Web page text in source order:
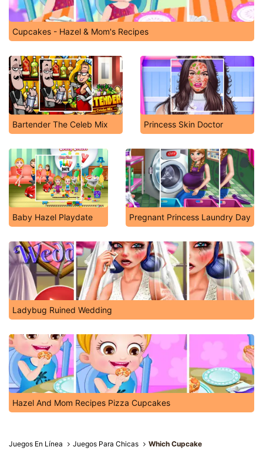
Cupcakes - Hazel & Mom's Recipes
Bartender The Celeb Mix Princess Skin Doctor
Baby Hazel Playdate Pregnant Princess Laundry Day
Ladybug Ruined Wedding
Hazel And Mom Recipes Pizza Cupcakes
Juegos En Línea Juegos Para Chicas Which Cupcake